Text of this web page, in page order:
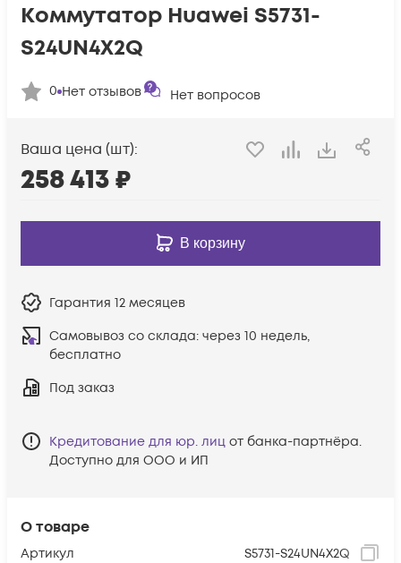
О товаре
Артикул
S5731-S24UN4X2Q
Коммутатор Huawei S5731-
S24UN4X2Q
0 Нет отзывов Нет вопросов
Ваша цена (шт):
258 413₽
В корзину
Гарантия 12 месяцев
Самовывоз со склада: через 10 недель,
бесплатно
Под заказ
Кредитование для юр. лиц от банка-партнёра.
Доступно для ООО и ИП